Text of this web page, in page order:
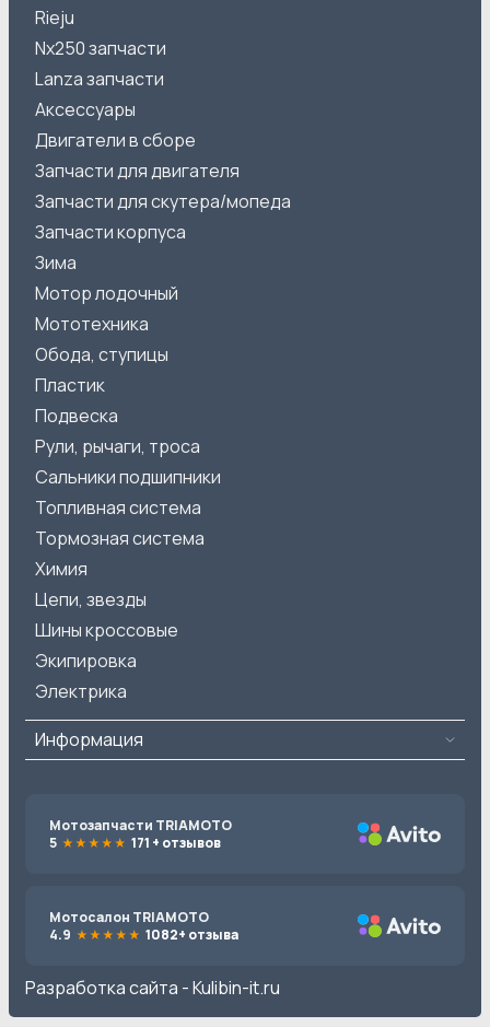
Rieju
Nx250 запчасти
Lanza запчасти
Аксессуары
Двигатели в сборе
Запчасти для двигателя
Запчасти для скутера/мопеда
Запчасти корпуса
Зима
Мотор лодочный
Мототехника
Обода, ступицы
Пластик
Подвеска
Рули, рычаги, троса
Сальники подшипники
Топливная система
Тормозная система
Химия
Цепи, звезды
Шины кроссовые
Экипировка
Электрика
Информация
Мотозапчасти TRIAMOTO
5
171 + отзывов
Мотосалон TRIAMOTO
4.9
1082+ отзыва
Разработка сайта -Kulibin-it.ru